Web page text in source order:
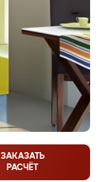
ЗАКАЗАТЬ
РАСЧЁТ